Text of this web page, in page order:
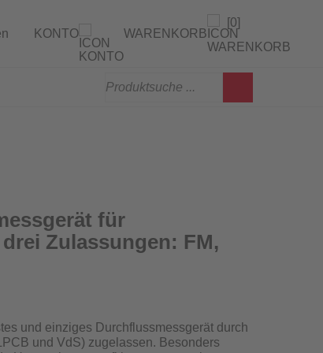
KONTO WARENKORB
[0]
für
Zulassungen: FM,
und einziges Durchflussmessgerät durch
und VdS) zugelassen. Besonders